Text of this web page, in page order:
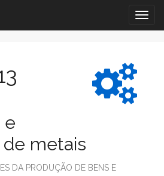
e
metais
DA PRODUÇÃO DE BENS E